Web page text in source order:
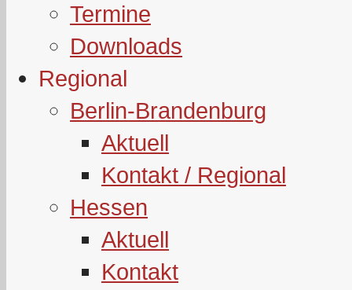
Termine
Downloads
Regional
Berlin-Brandenburg
Aktuell
Kontakt / Regional
Hessen
Aktuell
Kontakt